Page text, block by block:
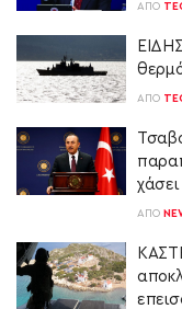
ΑΠΌ
ΑΠΌ
χάσει
ΑΠΌ